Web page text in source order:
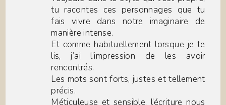
tu racontes ces personnages que tu
fais vivre dans notre imaginaire de
manière intense.
Et comme habituellement lorsque je te
lis, j’ai l’impression de les avoir
rencontrés.
Les mots sont forts, justes et tellement
précis.
Méticuleuse et sensible, l’écriture nous